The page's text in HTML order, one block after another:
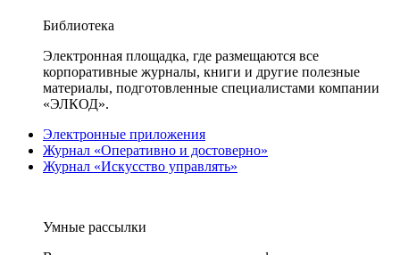
Библиотека
Электронная площадка, где размещаются все
корпоративные журналы, книги и другие полезные
материалы, подготовленные специалистами компании
«ЭЛКОД».
Электронные приложения
Журнал «Оперативно и достоверно»
Журнал «Искусство управлять»
Умные рассылки